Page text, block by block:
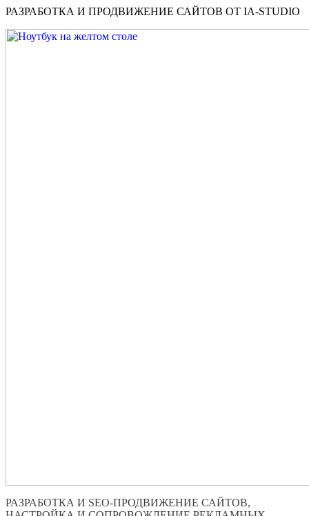
РАЗРАБОТКА И ПРОДВИЖЕНИЕ САЙТОВ ОТ IA-STUDIO
РАЗРАБОТКА И SEO-ПРОДВИЖЕНИЕ САЙТОВ,